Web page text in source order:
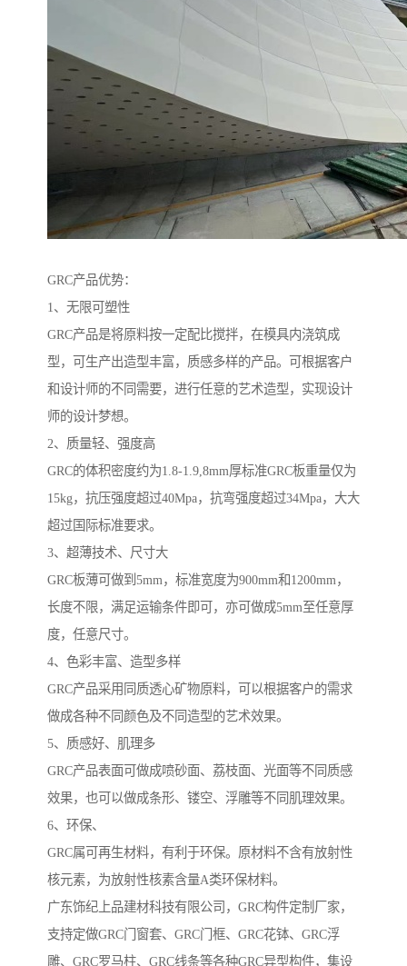
GRC产品优势：
1、无限可塑性
GRC产品是将原料按一定配比搅拌，在模具内浇筑成
型，可生产出造型丰富，质感多样的产品。可根据客户
和设计师的不同需要，进行任意的艺术造型，实现设计
师的设计梦想。
2、质量轻、强度高
GRC的体积密度约为1.8-1.9,8mm厚标准GRC板重量仅为
15kg，抗压强度超过40Mpa，抗弯强度超过34Mpa，大大
超过国际标准要求。
3、超薄技术、尺寸大
GRC板薄可做到5mm，标准宽度为900mm和1200mm，
长度不限，满足运输条件即可，亦可做成5mm至任意厚
度，任意尺寸。
4、色彩丰富、造型多样
GRC产品采用同质透心矿物原料，可以根据客户的需求
做成各种不同颜色及不同造型的艺术效果。
5、质感好、肌理多
GRC产品表面可做成喷砂面、荔枝面、光面等不同质感
效果，也可以做成条形、镂空、浮雕等不同肌理效果。
6、环保、
GRC属可再生材料，有利于环保。原材料不含有放射性
核元素，为放射性核素含量A类环保材料。
广东饰纪上品建材科技有限公司，GRC构件定制厂家，
支持定做GRC门窗套、GRC门框、GRC花钵、GRC浮
雕、GRC罗马柱、GRC线条等各种GRC异型构件，集设